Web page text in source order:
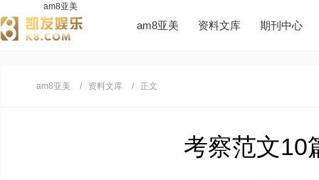
am8亚美
am8亚美 资料文库 期刊中心
am8亚美 资料文库 正文
考察范文10